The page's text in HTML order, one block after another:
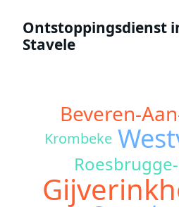
Ontstoppingsdienst
Stavele
Beveren-
Krombeke